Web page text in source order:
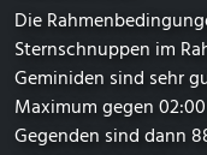
Die
Sternschnuppen im
Geminiden sind sehr
Maximum gegen
Gegenden sind dann